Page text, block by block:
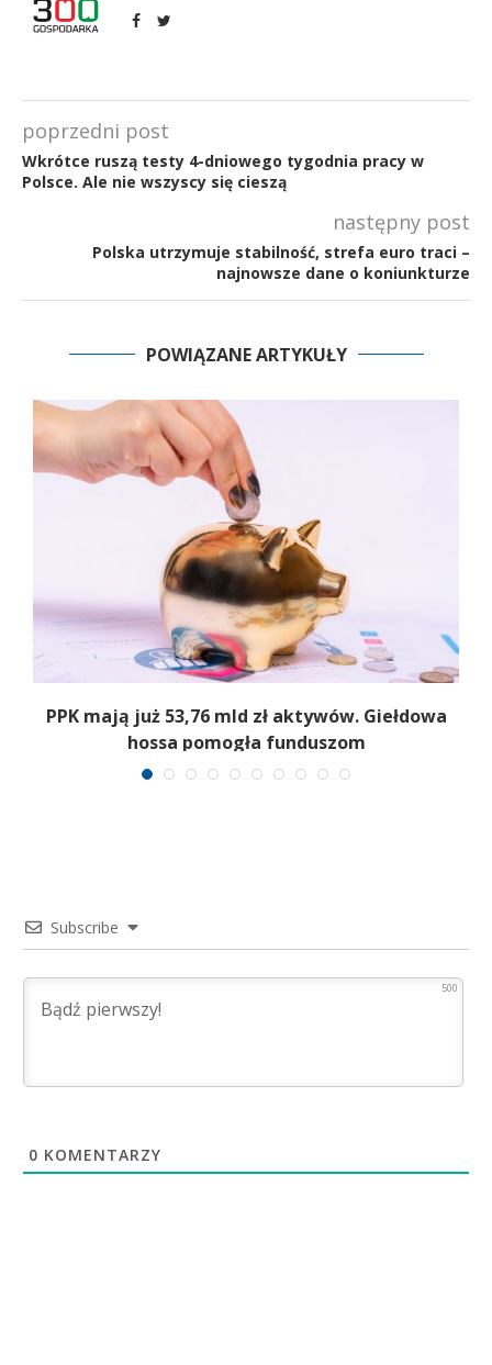
poprzedni post
Wkrótce ruszą testy 4-dniowego tygodnia pracy w
Polsce. Ale nie wszyscy się cieszą
następny post
Polska utrzymuje stabilność, strefa euro traci –
najnowsze dane o koniunkturze
POWIĄZANE ARTYKUŁY
PPK mają już 53,76 mld zł aktywów. Giełdowa
hossa pomogła funduszom
Subscribe
500
0 KOMENTARZY